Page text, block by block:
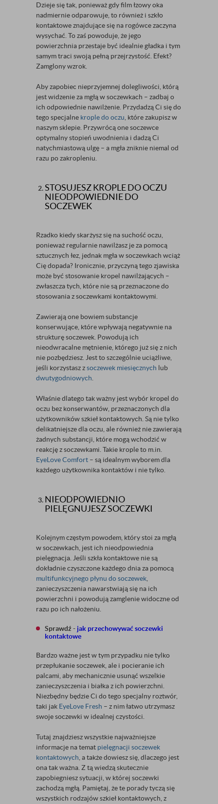
Dzieje się tak, ponieważ gdy film łzowy oka
nadmiernie odparowuje, to również i szkło
kontaktowe znajdujące się na rogówce zaczyna
wysychać. To zaś powoduje, że jego
powierzchnia przestaje być idealnie gładka i tym
samym traci swoją pełną przejrzystość. Efekt?
Zamglony wzrok.
Aby zapobiec nieprzyjemnej dolegliwości, którą
jest widzenie za mgłą w soczewkach – zadbaj o
ich odpowiednie nawilżenie. Przydadzą Ci się do
tego specjalne krople do oczu , które zakupisz w
naszym sklepie. Przywrócą one soczewce
optymalny stopień uwodnienia i dadzą Ci
natychmiastową ulgę – a mgła zniknie niemal od
razu po zakropleniu.
STOSUJESZ KROPLE DO OCZU
NIEODPOWIEDNIE DO
SOCZEWEK
Rzadko kiedy skarżysz się na suchość oczu,
ponieważ regularnie nawilżasz je za pomocą
sztucznych łez, jednak mgła w soczewkach wciąż
Cię dopada? Ironicznie, przyczyną tego zjawiska
może być stosowanie kropel nawilżających –
zwłaszcza tych, które nie są przeznaczone do
stosowania z soczewkami kontaktowymi.
Zawierają one bowiem substancje
konserwujące, które wpływają negatywnie na
strukturę soczewek. Powodują ich
nieodwracalne mętnienie, którego już się z nich
nie pozbędziesz. Jest to szczególnie uciążliwe,
jeśli korzystasz zsoczewek miesięcznych lub
dwutygodniowych
Właśnie dlatego tak ważny jest wybór kropel do
oczu bez konserwantów, przeznaczonych dla
użytkowników szkieł kontaktowych. Są nie tylko
delikatniejsze dla oczu, ale również nie zawierają
żadnych substancji, które mogą wchodzić w
reakcję z soczewkami. Takie krople to m.in.
EyeLove Comfort – są idealnym wyborem dla
każdego użytkownika kontaktów i nie tylko.
NIEODPOWIEDNIO
PIELĘGNUJESZ SOCZEWKI
Kolejnym częstym powodem, który stoi za mgłą
w soczewkach, jest ich nieodpowiednia
pielęgnacja. Jeśli szkła kontaktowe nie są
dokładnie czyszczone każdego dnia za pomocą
multifunkcyjnego płynu do soczewek
zanieczyszczenia nawarstwiają się na ich
powierzchni i powodują zamglenie widoczne od
razu po ich nałożeniu.
Sprawdź - jak przechowywać soczewki
kontaktowe
Bardzo ważne jest w tym przypadku nie tylko
przepłukanie soczewek, ale i pocieranie ich
palcami, aby mechanicznie usunąć wszelkie
zanieczyszczenia i białka z ich powierzchni.
Niezbędny będzie Ci do tego specjalny roztwór,
taki jak EyeLove Fresh – z nim łatwo utrzymasz
swoje soczewki w idealnej czystości.
Tutaj znajdziesz wszystkie najważniejsze
informacje na temat pielęgnacji soczewek
kontaktowych , a także dowiesz się, dlaczego jest
ona tak ważna. Z tą wiedzą skutecznie
zapobiegniesz sytuacji, w której soczewki
zachodzą mgłą. Pamiętaj, że te porady tyczą się
wszystkich rodzajów szkieł kontaktowych, z